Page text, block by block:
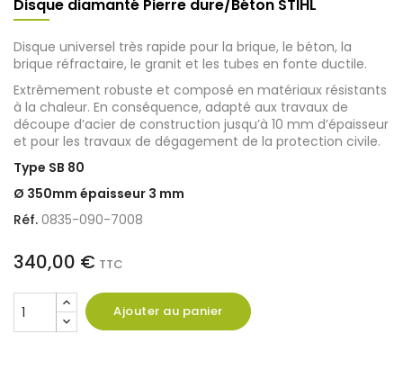
Disque diamanté Pierre dure/Béton STIHL
Disque universel très rapide pour la brique, le béton, la
brique réfractaire, le granit et les tubes en fonte ductile.
Extrêmement robuste et composé en matériaux résistants
à la chaleur. En conséquence, adapté aux travaux de
découpe d’acier de construction jusqu’à 10 mm d’épaisseur
et pour les travaux de dégagement de la protection civile.
Type SB 80
Ø 350mm épaisseur 3 mm
Réf. 0835-090-7008
340,00 € TTC
Ajouter au panier